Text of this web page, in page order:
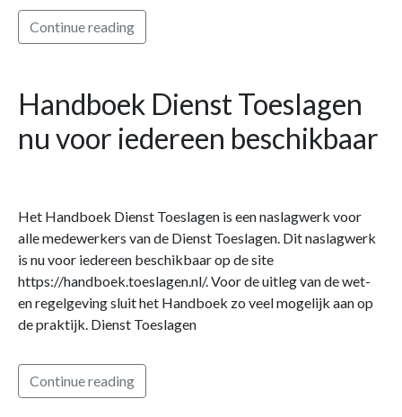
Continue reading
Handboek Dienst Toeslagen
nu voor iedereen beschikbaar
Het Handboek Dienst Toeslagen is een naslagwerk voor
alle medewerkers van de Dienst Toeslagen. Dit naslagwerk
is nu voor iedereen beschikbaar op de site
https://handboek.toeslagen.nl/. Voor de uitleg van de wet-
en regelgeving sluit het Handboek zo veel mogelijk aan op
de praktijk. Dienst Toeslagen
Continue reading